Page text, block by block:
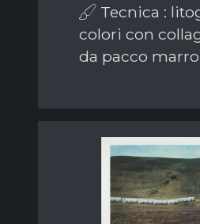
Tecnica :
colori con
da pacco